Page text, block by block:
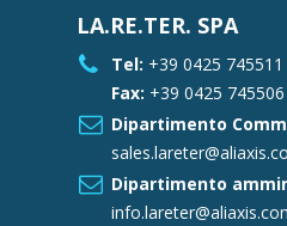
LA.RE.TER. SPA
Tel: +39 0425 745511
Fax: +39 0425 745506
Dipartimento
Dipartimento